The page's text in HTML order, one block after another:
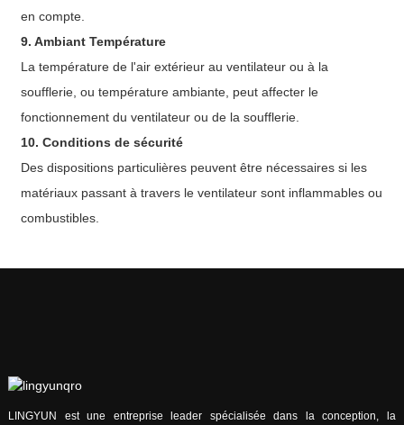
en compte.
9. Ambiant Température
La température de l'air extérieur au ventilateur ou à la
soufflerie, ou température ambiante, peut affecter le
fonctionnement du ventilateur ou de la soufflerie.
10. Conditions de sécurité
Des dispositions particulières peuvent être nécessaires si les
matériaux passant à travers le ventilateur sont inflammables ou
combustibles.
LINGYUN est une entreprise leader spécialisée dans la conception, la